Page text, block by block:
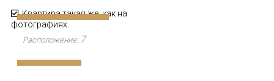
Расположение: 7
Квартира такая же, как на
фотографиях